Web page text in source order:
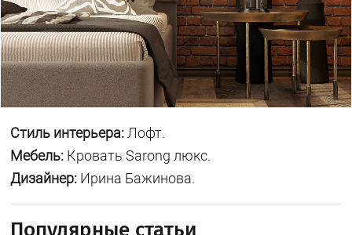
Стиль интерьера:Лофт.
Мебель: Кровать Sarong люкс.
Дизайнер: Ирина Бажинова.
Популярные статьи